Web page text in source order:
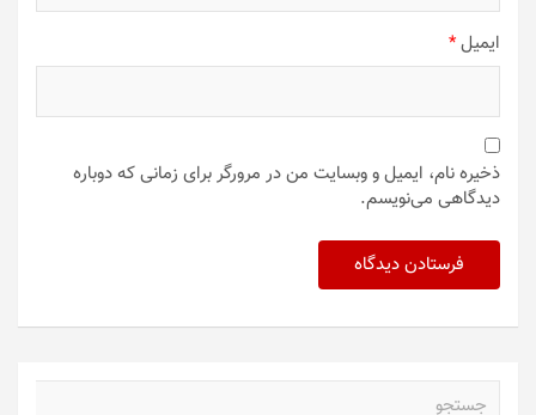
ایمیل*
ذخیره نام، ایمیل و وبسایت من در مرورگر برای زمانی که دوباره
دیدگاهی می‌نویسم.